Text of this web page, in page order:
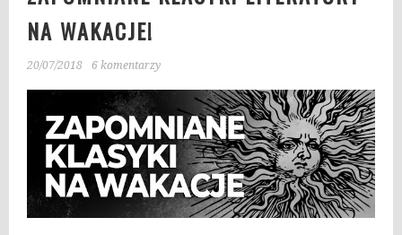
NA WAKACJE!
20/07/2018 6 komentarzy